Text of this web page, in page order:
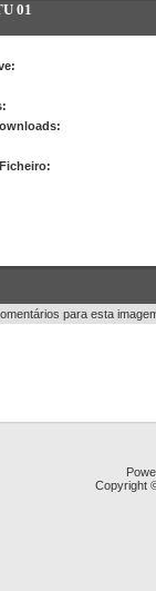
01
para esta
Copyright